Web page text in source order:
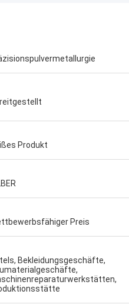
Produkt
Preis
Bekleidungsgeschäfte,